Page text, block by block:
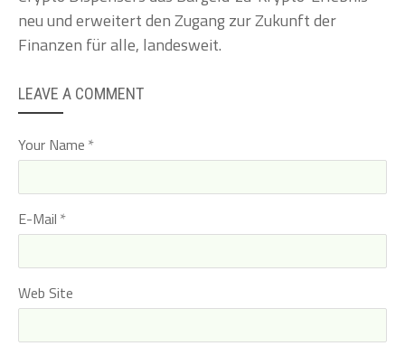
neu und erweitert den Zugang zur Zukunft der
Finanzen für alle, landesweit.
LEAVE A COMMENT
Your Name
E-Mail
Web Site